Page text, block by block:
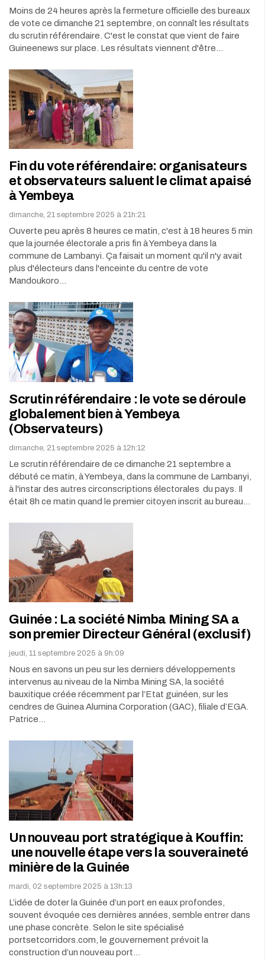
Moins de 24 heures après la fermeture officielle des bureaux
de vote ce dimanche 21 septembre, on connaît les résultats
du scrutin référendaire. C'est le constat que vient de faire
Guineenews sur place. Les résultats viennent d'être…
Fin du vote référendaire: organisateurs
et observateurs saluent le climat apaisé
à Yembeya
dimanche, 21 septembre 2025 à 21h:21
Ouverte peu après 8 heures ce matin, c'est à 18 heures 5 min
que la journée électorale a pris fin à Yembeya dans la
commune de Lambanyi. Ça faisait un moment qu'il n'y avait
plus d'électeurs dans l'enceinte du centre de vote
Mandoukoro…
Scrutin référendaire : le vote se déroule
globalement bien à Yembeya
(Observateurs)
dimanche, 21 septembre 2025 à 12h:12
Le scrutin référendaire de ce dimanche 21 septembre a
débuté ce matin, à Yembeya, dans la commune de Lambanyi,
à l'instar des autres circonscriptions électorales du pays. Il
était 8h ce matin quand le premier citoyen inscrit au bureau…
Guinée : La société Nimba Mining SA a
son premier Directeur Général (exclusif)
jeudi, 11 septembre 2025 à 9h:09
Nous en savons un peu sur les derniers développements
intervenus au niveau de la Nimba Mining SA, la société
bauxitique créée récemment par l’Etat guinéen, sur les
cendres de Guinea Alumina Corporation (GAC), filiale d’EGA.
Patrice…
Un nouveau port stratégique à Kouffin:
une nouvelle étape vers la souveraineté
minière de la Guinée
mardi, 02 septembre 2025 à 13h:13
L’idée de doter la Guinée d’un port en eaux profondes,
souvent évoquée ces dernières années, semble entrer dans
une phase concrète. Selon le site spécialisé
portsetcorridors.com, le gouvernement prévoit la
construction d’un nouveau port…